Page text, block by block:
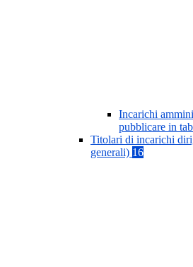
Incarichi
pubblicare in
Titolari di incarichi
generali) 16